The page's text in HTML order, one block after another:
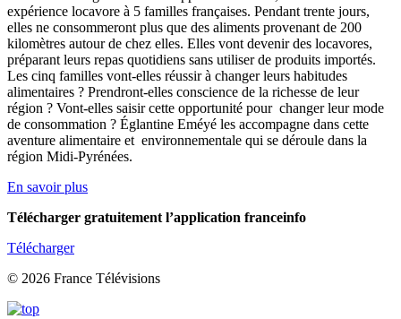
expérience locavore à 5 familles françaises. Pendant trente jours,
elles ne consommeront plus que des aliments provenant de 200
kilomètres autour de chez elles. Elles vont devenir des locavores,
préparant leurs repas quotidiens sans utiliser de produits importés.
Les cinq familles vont-elles réussir à changer leurs habitudes
alimentaires ? Prendront-elles conscience de la richesse de leur
région ? Vont-elles saisir cette opportunité pour changer leur mode
de consommation ? Églantine Eméyé les accompagne dans cette
aventure alimentaire et environnementale qui se déroule dans la
région Midi-Pyrénées.
En savoir plus
Télécharger gratuitement l’application franceinfo
Télécharger
© 2026 France Télévisions